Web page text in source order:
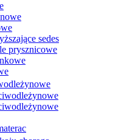
sedes
prysznicowe